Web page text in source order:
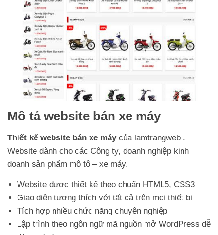
Mô tả website bán xe máy
Thiết kế website bán xe máy của lamtrangweb .
Website dành cho các Công ty, doanh nghiệp kinh
doanh sản phẩm mô tô – xe máy.
Website được thiết kế theo chuẩn HTML5, CSS3
Giao diện tương thích với tất cả trên mọi thiết bị
Tích hợp nhiều chức năng chuyên nghiệp
Lập trình theo ngôn ngữ mã nguồn mở WordPress dễ